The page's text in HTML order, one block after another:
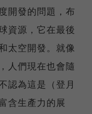
開發的問題，布
資源，它在最後
太空開發。就像
人們現在也會隨
認為這是（登月
含生產力的展